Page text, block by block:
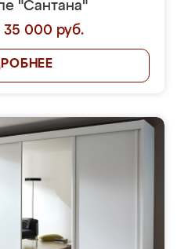
"Сантана"
35 000 руб.